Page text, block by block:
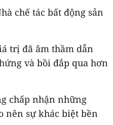
chế tác bất động sản
trị đã âm thầm dẫn
và bồi đắp qua hơn
chấp nhận những
nên sự khác biệt bền